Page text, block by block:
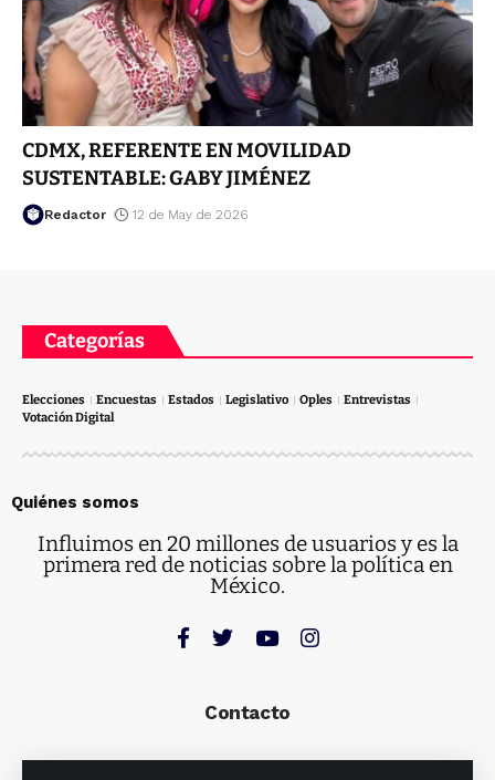
CDMX, REFERENTE EN MOVILIDAD
SUSTENTABLE: GABY JIMÉNEZ
Redactor 12 de May de 2026
Categorías
Elecciones Encuestas Estados Legislativo Oples
Entrevistas
Votación Digital
Quiénes somos
Influimos en 20 millones de usuarios y es la
primera red de noticias sobre la política en
México.
Contacto